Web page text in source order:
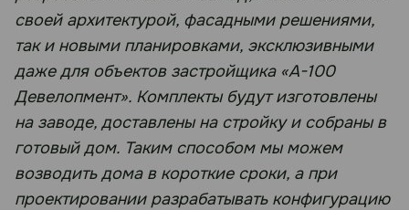
своей архитектурой, фасадными решениями,
так и новыми планировками, эксклюзивными
даже для объектов застройщика «А-100
Девелопмент». Комплекты будут изготовлены
на заводе, доставлены на стройку и собраны в
готовый дом. Таким способом мы можем
возводить дома в короткие сроки, а при
проектировании разрабатывать конфигурацию